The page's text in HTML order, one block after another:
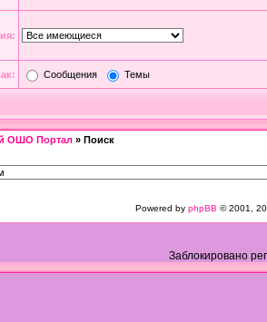
Сообщения Темы
ОШО Портал » Поиск
Powered by phpBB © 2001,
Заблокировано